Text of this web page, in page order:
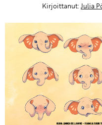
Kirjoittanut: Julia